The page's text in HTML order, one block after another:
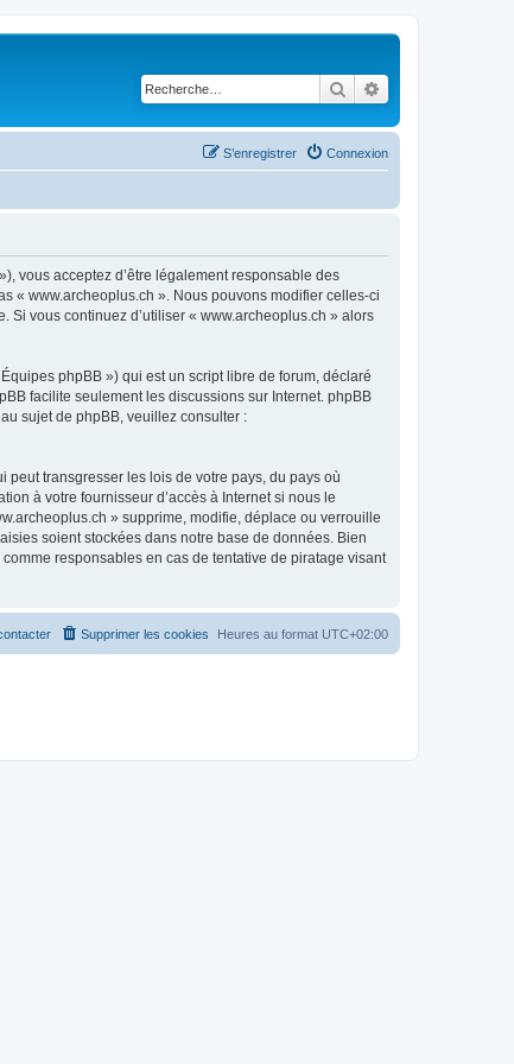
Rechercher
Connexion
S’enregistrer
vous acceptez d’être légalement responsable des
« www.archeoplus.ch ». Nous pouvons modifier celles-ci
Si vous continuez d’utiliser « www.archeoplus.ch » alors
phpBB ») qui est un script libre de forum, déclaré
facilite seulement les discussions sur Internet. phpBB
sujet de phpBB, veuillez consulter :
transgresser les lois de votre pays, du pays où
à votre fournisseur d’accès à Internet si nous le
» supprime, modifie, déplace ou verrouille
soient stockées dans notre base de données. Bien
responsables en cas de tentative de piratage visant
Heures au format UTC+02:00
Supprimer les cookies